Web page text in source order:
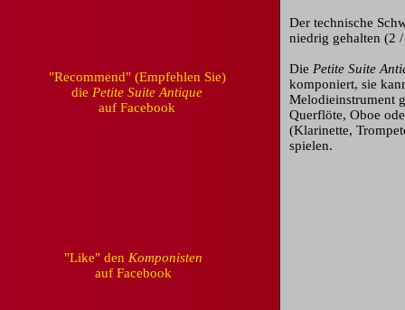
"Like" den Komponisten
auf Facebook
Der technische
niedrig gehalten (2
Die Petite Suite
komponiert, sie
Melodieinstrument
Querflöte, Oboe
(Klarinette,
spielen.
"Recommend" (Empfehlen Sie)
die Petite Suite Antique
auf Facebook